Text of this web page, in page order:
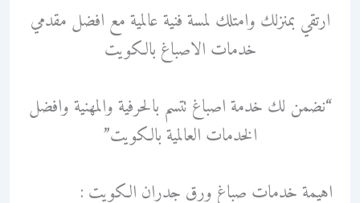
ارتقي بمنزلك وامتلك لمسة فنية عالمية مع افضل مقدمي
خدمات الاصباغ بالكويت
“نضمن لك خدمة اصباغ تتسم بالحرفية والمهنية وافضل
الخدمات العالمية بالكويت”
اهيمة خدمات صباغ ورق جدران الكويت :